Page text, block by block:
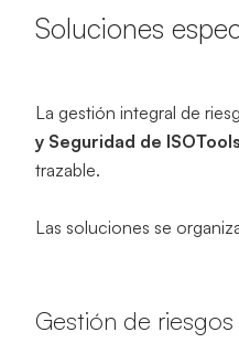
Soluciones
La gestión integral de
y Seguridad de ISOTools
trazable.
Las soluciones se
Gestión de